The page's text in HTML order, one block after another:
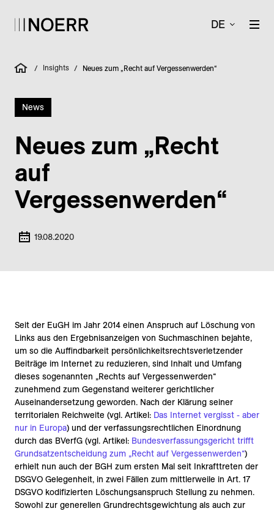
DE
/ Insights / Neues zum „Recht auf Vergessenwerden“
News
Neues zum „Recht
auf
Vergessenwerden“
19.08.2020
Seit der EuGH im Jahr 2014 einen Anspruch auf Löschung von
Links aus den Ergebnisanzeigen von Suchmaschinen bejahte,
um so die Auffindbarkeit persönlichkeitsrechtsverletzender
Beiträge im Internet zu reduzieren, sind Inhalt und Umfang
dieses sogenannten „Rechts auf Vergessenwerden“
zunehmend zum Gegenstand weiterer gerichtlicher
Auseinandersetzung geworden. Nach der Klärung seiner
territorialen Reichweite (vgl. Artikel: Das Internet vergisst - aber
nur in Europa) und der verfassungsrechtlichen Einordnung
durch das BVerfG (vgl. Artikel: Bundesverfassungsgericht trifft
Grundsatzentscheidung zum „Recht auf Vergessenwerden“)
erhielt nun auch der BGH zum ersten Mal seit Inkrafttreten der
DSGVO Gelegenheit, in zwei Fällen zum mittlerweile in Art. 17
DSGVO kodifizierten Löschungsanspruch Stellung zu nehmen.
Sowohl zur generellen Grundrechtsgewichtung als auch zur